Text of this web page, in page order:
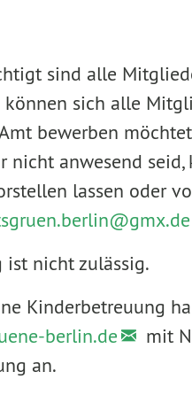
sind alle
können sich alle
bewerben
nicht anwesend
lassen oder
gmx.de
ist nicht zulässig.
Kinderbetreuung
berlin.de
mit
an.